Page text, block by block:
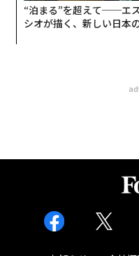
“泊まる”を超えて──エ
シオが描く、新しい日本